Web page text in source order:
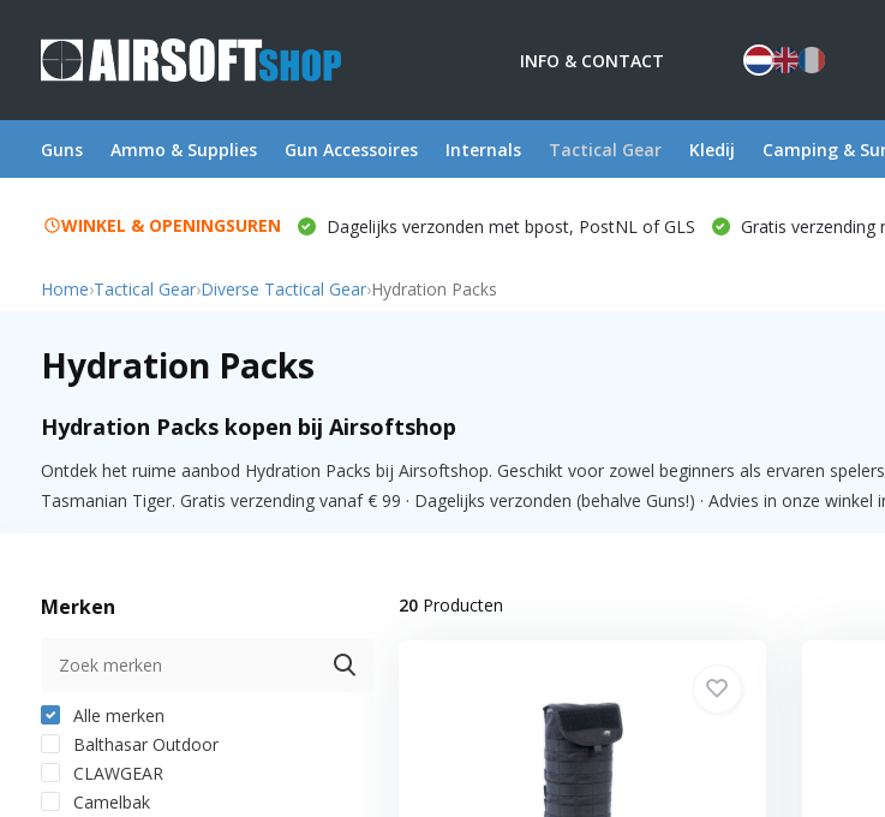
INFO & CONTACT
Guns Ammo & Supplies Gun Accessoires Internals Tactical Gear Kledij Camping &
WINKEL & OPENINGSUREN Dagelijks verzonden met bpost, PostNL of GLS Gratis verzending
Home›Tactical Gear›Diverse Tactical Gear›Hydration Packs
Hydration Packs
Hydration Packs kopen bij Airsoftshop
Ontdek het ruime aanbod Hydration Packs bij Airsoftshop. Geschikt voor zowel beginners als ervaren
Tasmanian Tiger. Gratis verzending vanaf € 99 · Dagelijks verzonden (behalve Guns!) · Advies in onze winkel
Merken
Alle merken
Balthasar Outdoor
CLAWGEAR
Camelbak
20Producten